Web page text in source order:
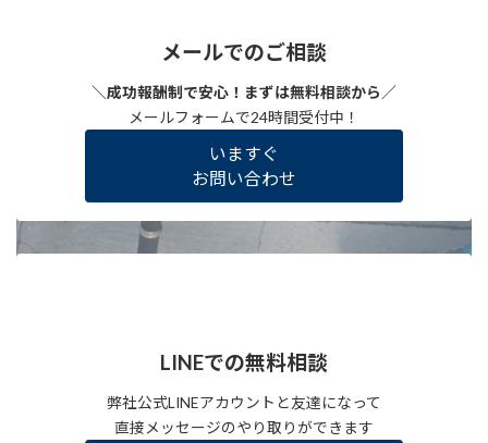
メールでのご相談
＼成功報酬制で安心！まずは無料相談から／
メールフォームで24時間受付中！
いますぐ
お問い合わせ
LINEでの無料相談
弊社公式LINEアカウントと友達になって
直接メッセージのやり取りができます